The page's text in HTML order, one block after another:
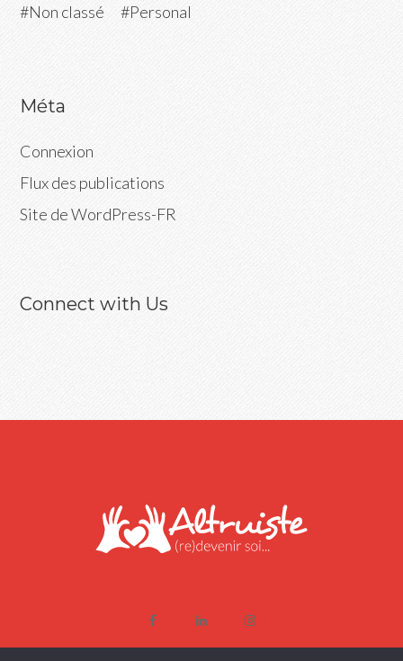
Non classé Personal
Méta
Connexion
Flux des publications
Site de WordPress-FR
Connect with Us